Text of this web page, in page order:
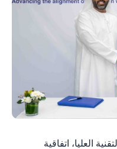
العليا، اتفاقية